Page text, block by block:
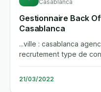
Casablanca
Gestionnaire Back
Casablanca
...ville : casablanca
recrutement type de
client,...
21/03/2022